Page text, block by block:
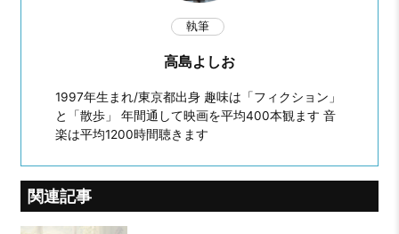
執筆
高島よしお
1997年生まれ/東京都出身 趣味は「フィクション」
と「散歩」 年間通して映画を平均400本観ます 音
楽は平均1200時間聴きます
関連記事